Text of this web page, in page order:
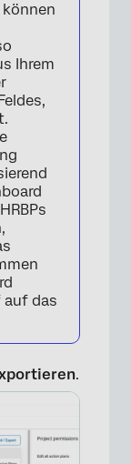
Ihrem
auf das
.